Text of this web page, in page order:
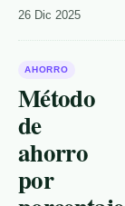
26 Dic 2025
AHORRO
Método
de
ahorro
por